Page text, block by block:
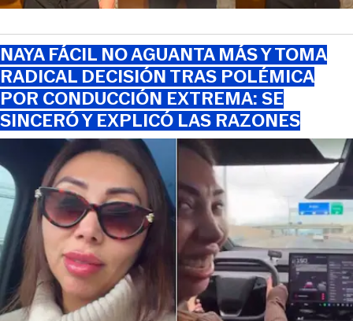
NAYA FÁCIL NO AGUANTA MÁS Y TOMA
RADICAL DECISIÓN TRAS POLÉMICA
POR CONDUCCIÓN EXTREMA: SE
SINCERÓ Y EXPLICÓ LAS RAZONES